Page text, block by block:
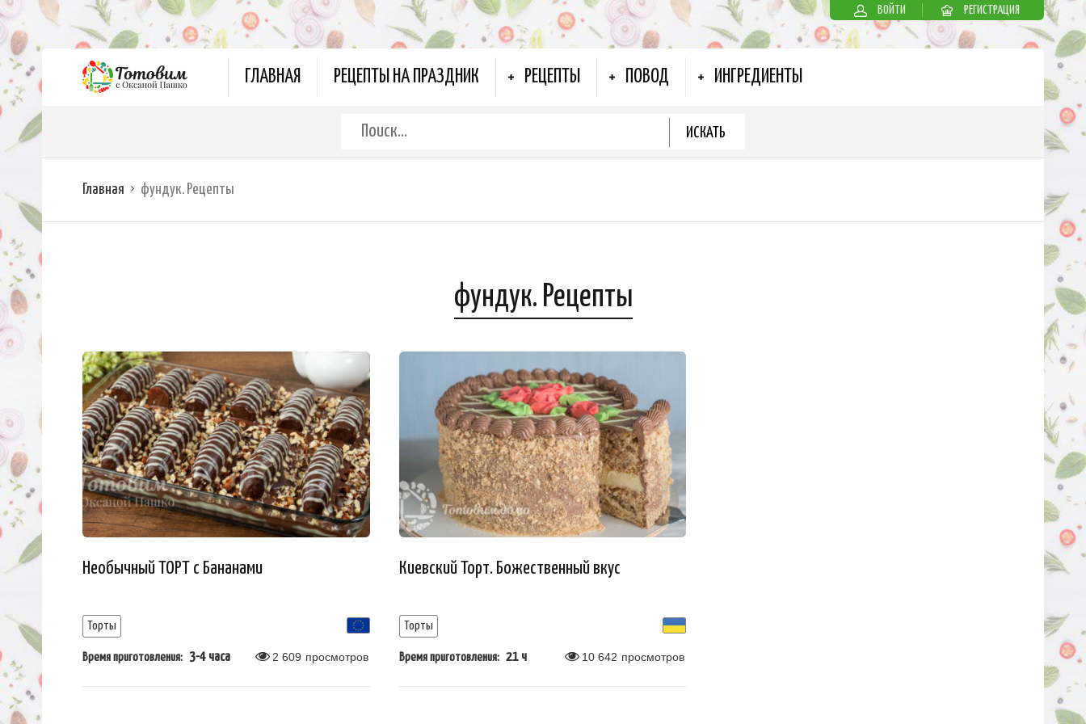
ВОЙТИ РЕГИСТРАЦИЯ
ГЛАВНАЯ РЕЦЕПТЫ НА ПРАЗДНИК РЕЦЕПТЫ ПОВОД ИНГРЕДИЕНТЫ
Главная фундук. Рецепты
фундук. Рецепты
Необычный ТОРТ с Бананами
Торты
Время приготовления: 3-4 часа 2 609 просмотров
Киевский Торт. Божественный вкус
Торты
Время приготовления: 21 ч 10 642 просмотров